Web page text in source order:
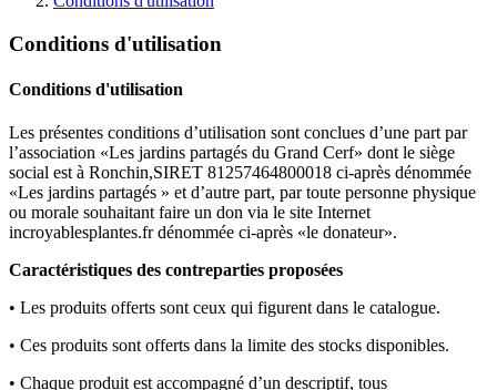
Conditions d'utilisation
Conditions d'utilisation
Les présentes conditions d’utilisation sont conclues d’une part par
l’association «Les jardins partagés du Grand Cerf» dont le siège
social est à Ronchin,SIRET 81257464800018 ci-après dénommée
«Les jardins partagés » et d’autre part, par toute personne physique
ou morale souhaitant faire un don via le site Internet
incroyablesplantes.fr dénommée ci-après «le donateur».
Caractéristiques des contreparties proposées
• Les produits offerts sont ceux qui figurent dans le catalogue.
• Ces produits sont offerts dans la limite des stocks disponibles.
• Chaque produit est accompagné d’un descriptif, tous